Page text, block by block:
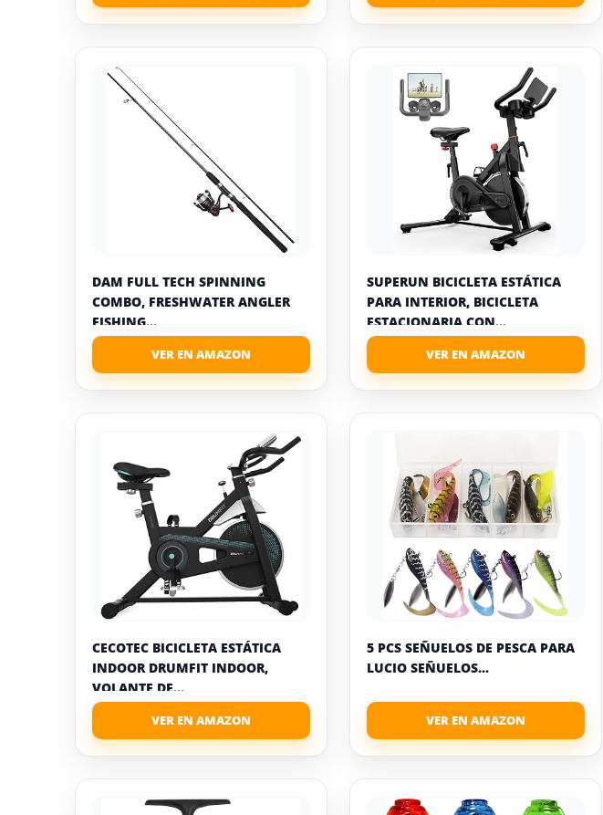
DAM FULL TECH SPINNING
COMBO, FRESHWATER ANGLER
FISHING...
SUPERUN BICICLETA ESTÁTICA
PARA INTERIOR, BICICLETA
ESTACIONARIA CON...
CECOTEC BICICLETA ESTÁTICA
INDOOR DRUMFIT INDOOR,
VOLANTE DE...
5 PCS SEÑUELOS DE PESCA PARA
LUCIO SEÑUELOS...